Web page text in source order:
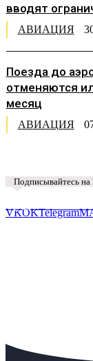
вводят
АВИАЦИЯ
Поезда до
отменяются
месяц
АВИАЦИЯ
Подписывайтесь на
VKOKTelegram